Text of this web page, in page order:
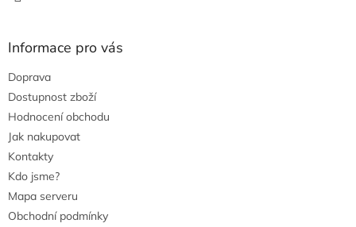
Informace pro vás
Doprava
Dostupnost zboží
Hodnocení obchodu
Jak nakupovat
Kontakty
Kdo jsme?
Mapa serveru
Obchodní podmínky